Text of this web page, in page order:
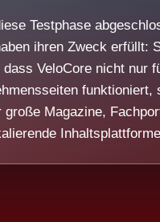
Testphase
ihren Zweck erfüllt:
dass VeloCore nicht nur
funktioniert,
große Magazine,